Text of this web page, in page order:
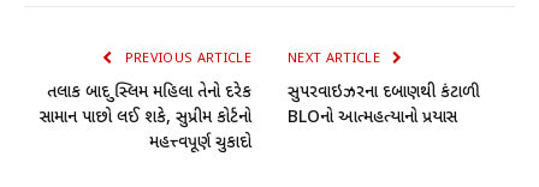
PREVIOUS ARTICLE
તલાક બાદ મુસ્લિમ મહિલા તેનો દરેક
સામાન પાછો લઈ શકે, સુપ્રીમ કોર્ટનો
મહત્ત્વપૂર્ણ ચુકાદો
NEXT ARTICLE
સુપરવાઇઝરના દબાણથી કંટાળી
BLOનો આત્મહત્યાનો પ્રયાસ